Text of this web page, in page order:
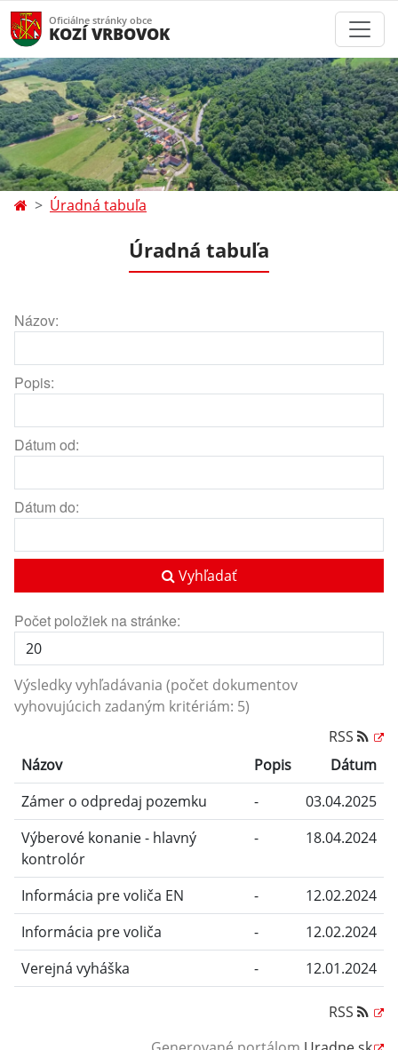
Oficiálne stránky obce
KOZÍ VRBOVOK
Úradná tabuľa
Úradná tabuľa
Názov:
Popis:
Dátum od:
Dátum do:
Vyhľadať
Počet položiek na stránke:
Výsledky vyhľadávania (počet dokumentov
vyhovujúcich zadaným kritériám: 5)
RSS
Názov
Popis
Dátum
Zámer o odpredaj pozemku
-
03.04.2025
Výberové konanie - hlavný
kontrolór
- 18.04.2024
Informácia pre voliča EN -
12.02.2024
Informácia pre voliča
-
12.02.2024
Verejná vyháška
- 12.01.2024
RSS